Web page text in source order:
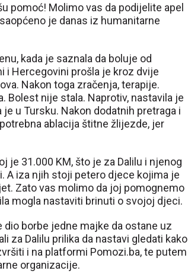
pomoć! Molimo vas da podijelite apel
je danas iz humanitarne
kada je saznala da boluje od
i Hercegovini prošla je kroz dvije
Nakon toga zračenja, terapije.
Bolest nije stala. Naprotiv, nastavila je
u Tursku. Nakon dodatnih pretraga i
ablacija štitne žlijezde, jer
je 31.000 KM, što je za Dalilu i njenog
A iza njih stoji petero djece kojima je
Zato vas molimo da joj pomognemo
mogla nastaviti brinuti o svojoj djeci.
borbe jedne majke da ostane uz
za Dalilu prilika da nastavi gledati kako
i na platformi Pomozi.ba, te putem
organizacije.